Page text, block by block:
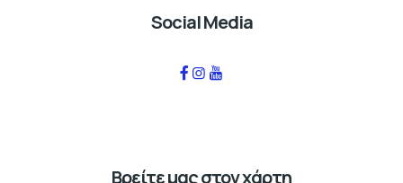
Social Media
Βρείτε μας στον χάρτη